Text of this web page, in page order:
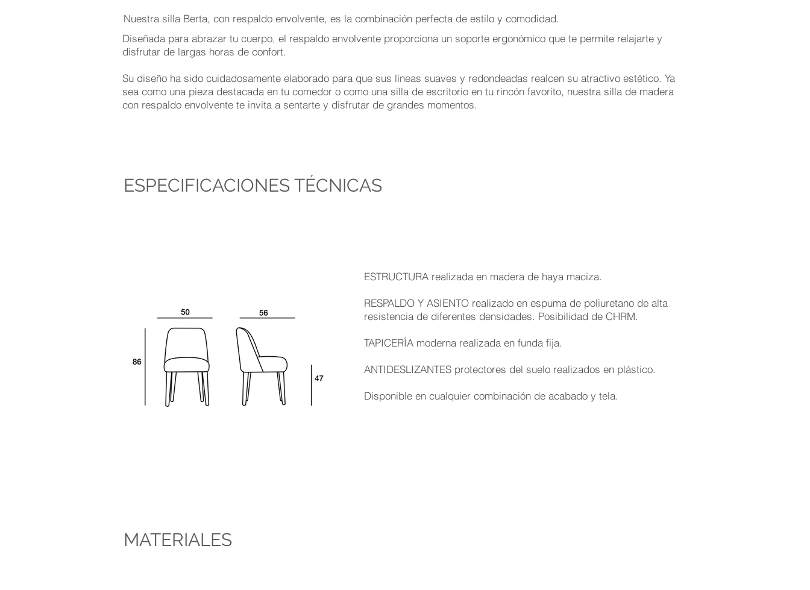
Nuestra silla Berta, con respaldo envolvente, es la combinación perfecta de estilo y comodidad.
Diseñada para abrazar tu cuerpo, el respaldo envolvente proporciona un soporte ergonómico que te permite relajarte y
disfrutar de largas horas de confort.
Su diseño ha sido cuidadosamente elaborado para que sus líneas suaves y redondeadas realcen su atractivo estético. Ya
sea como una pieza destacada en tu comedor o como una silla de escritorio en tu rincón favorito, nuestra silla de madera
con respaldo envolvente te invita a sentarte y disfrutar de grandes momentos.
ESPECIFICACIONES TÉCNICAS
ESTRUCTURA realizada en madera de haya maciza.
RESPALDO Y ASIENTO realizado en espuma de poliuretano de alta
resistencia de diferentes densidades. Posibilidad de CHRM.
TAPICERÍA moderna realizada en funda fija.
ANTIDESLIZANTES protectores del suelo realizados en plástico.
Disponible en cualquier combinación de acabado y tela.
MATERIALES